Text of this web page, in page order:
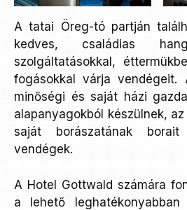
A tatai Öreg-tó partján
kedves, családias
szolgáltatásokkal,
fogásokkal várja vendégeit.
minőségi és saját házi
alapanyagokból készülnek,
saját borászatának
vendégek.
A Hotel Gottwald számára
a lehető leghatékonyabban